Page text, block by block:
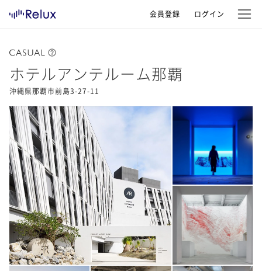
会員登録 ログイン
ホテルアンテルーム那覇
沖縄県那覇市前島3-27-11